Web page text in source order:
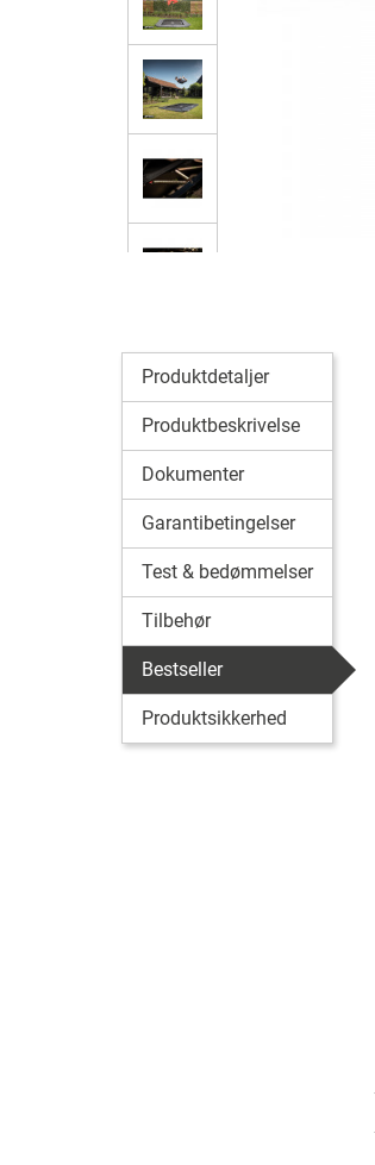
Produktdetaljer
Produktbeskrivelse
Dokumenter
Garantibetingelser
Test & bedømmelser
Tilbehør
Bestseller
Produktsikkerhed